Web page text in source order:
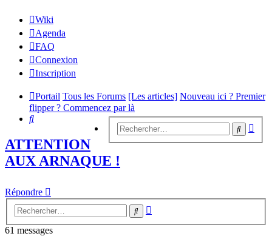
Wiki
Agenda
FAQ
Connexion
Inscription
Portail Tous les Forums [Les articles] Nouveau ici ? Premier
flipper ? Commencez par là
Rechercher
ATTENTION
AUX ARNAQUE !
Répondre
Rechercher
61 messages